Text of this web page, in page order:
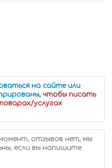
на сайте или
, чтобы писать
услугах
отзывов нет, мы
если вы напишите